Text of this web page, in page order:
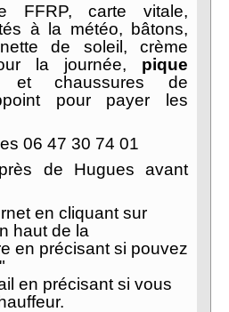
FFRP, carte vitale,
à la météo, bâtons,
de soleil, crème
la journée, pique
chaussures de
pour payer les
06 47 30 74 01
de Hugues avant
en cliquant sur
haut de la
en précisant si pouvez
en précisant si vous